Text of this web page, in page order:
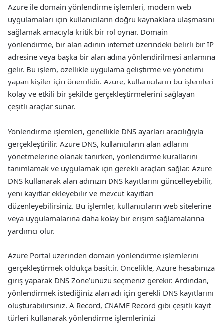
Azure ile domain yönlendirme işlemleri, modern web
uygulamaları için kullanıcıların doğru kaynaklara ulaşmasını
sağlamak amacıyla kritik bir rol oynar. Domain
yönlendirme, bir alan adının internet üzerindeki belirli bir IP
adresine veya başka bir alan adına yönlendirilmesi anlamına
gelir. Bu işlem, özellikle uygulama geliştirme ve yönetimi
yapan kişiler için önemlidir. Azure, kullanıcıların bu işlemleri
kolay ve etkili bir şekilde gerçekleştirmelerini sağlayan
çeşitli araçlar sunar.
Yönlendirme işlemleri, genellikle DNS ayarları aracılığıyla
gerçekleştirilir. Azure DNS, kullanıcıların alan adlarını
yönetmelerine olanak tanırken, yönlendirme kurallarını
tanımlamak ve uygulamak için gerekli araçları sağlar. Azure
DNS kullanarak alan adınızın DNS kayıtlarını güncelleyebilir,
yeni kayıtlar ekleyebilir ve mevcut kayıtları
düzenleyebilirsiniz. Bu işlemler, kullanıcıların web sitelerine
veya uygulamalarına daha kolay bir erişim sağlamalarına
yardımcı olur.
Azure Portal üzerinden domain yönlendirme işlemlerini
gerçekleştirmek oldukça basittir. Öncelikle, Azure hesabınıza
giriş yaparak DNS Zone’unuzu seçmeniz gerekir. Ardından,
yönlendirmek istediğiniz alan adı için gerekli DNS kayıtlarını
oluşturabilirsiniz. A Record, CNAME Record gibi çeşitli kayıt
türleri kullanarak yönlendirme işlemlerinizi